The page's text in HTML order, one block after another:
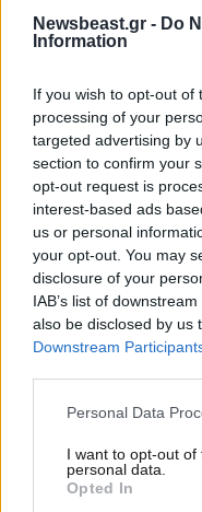
Newsbeast.gr - Do
Information
If you wish to opt-out of
processing of your
targeted advertising by
section to confirm your
opt-out request is
interest-based ads
us or personal
your opt-out. You may
disclosure of your
IAB’s list of
also be disclosed by us
Downstream
Please note that this
not limited to your visit
grant or deny consent
use your data for
Personal Data
I want to opt-out
personal data.
Opted In
26·06·2026 14:28
Kαραμπόλα τεσσάρων
Ε.Ο. Κορίνθου-
τραυματίες